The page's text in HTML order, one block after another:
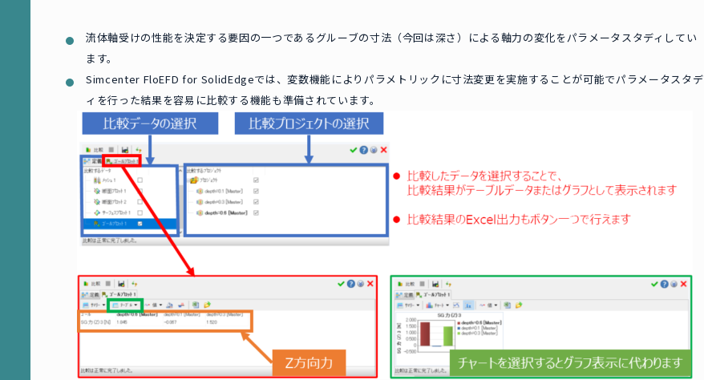
流体軸受けの性能を決定する要因の一つであるグルーブの寸法（今回は深さ）による軸力の変化をパラメータスタディしてい
ます。
Simcenter FloEFD for SolidEdgeでは、変数機能によりパラメトリックに寸法変更を実施することが可能でパラメータスタデ
ィを行った結果を容易に比較する機能も準備されています。